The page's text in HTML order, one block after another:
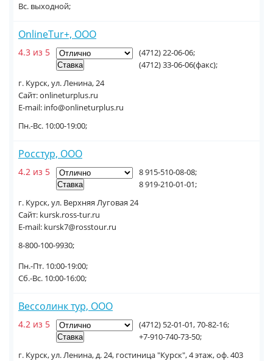
Вс. выходной;
OnlineTur+, ООО
4.3 из 5
г. Курск, ул. Ленина, 24
Сайт: onlineturplus.ru
E-mail: info@onlineturplus.ru
(4712) 22-06-06;
(4712) 33-06-06(факс);
Пн.-Вс. 10:00-19:00;
Росстур, ООО
4.2 из 5
г. Курск, ул. Верхняя Луговая 24
Сайт: kursk.ross-tur.ru
E-mail: kursk7@rosstour.ru
8 915-510-08-08;
8 919-210-01-01;
8-800-100-9930;
Пн.-Пт. 10:00-19:00;
Сб.-Вс. 10:00-16:00;
Вессолинк тур, ООО
4.2 из 5
г. Курск, ул. Ленина, д. 24, гостиница "Курск", 4 этаж, оф. 403
(4712) 52-01-01, 70-82-16;
+7-910-740-73-50;